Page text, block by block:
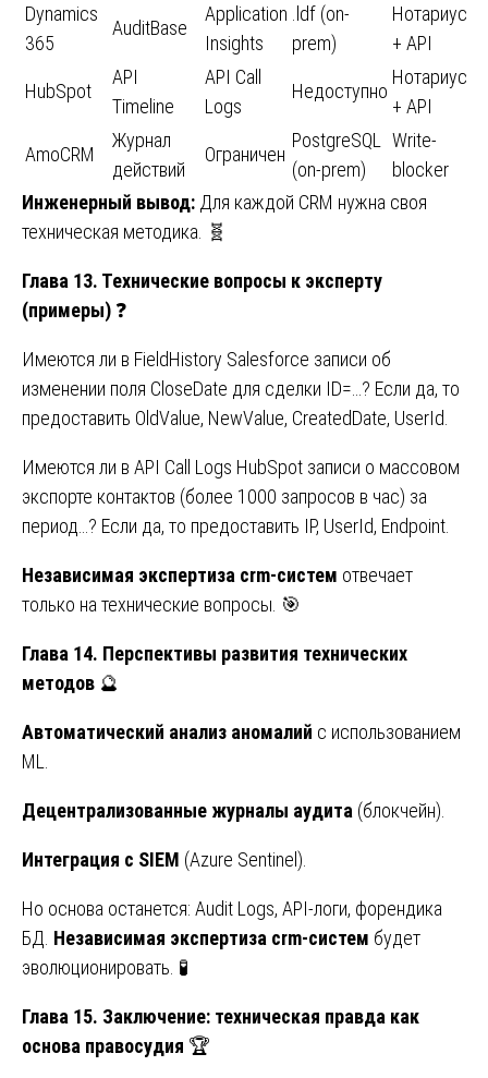
Dynamics
365
AuditBase
Application
Insights
.ldf (on-
prem)
Нотариус
+ API
HubSpot
API
Timeline
API Call
Logs
Недоступно
Нотариус
+ API
AmoCRM
Журнал
действий
Ограничен
PostgreSQL
(on-prem)
Write-
blocker
Инженерный вывод: Для каждой CRM нужна своя
техническая методика. 🧬
Глава 13. Технические вопросы к эксперту
(примеры) ❓
Имеются ли в FieldHistory Salesforce записи об
изменении поля CloseDate для сделки ID=…? Если да, то
предоставить OldValue, NewValue, CreatedDate, UserId.
Имеются ли в API Call Logs HubSpot записи о массовом
экспорте контактов (более 1000 запросов в час) за
период…? Если да, то предоставить IP, UserId, Endpoint.
Независимая экспертиза crm-систем отвечает
только на технические вопросы. 🎯
Глава 14. Перспективы развития технических
методов 🔮
Автоматический анализ аномалий с использованием
ML.
Децентрализованные журналы аудита (блокчейн).
Интеграция с SIEM (Azure Sentinel).
Но основа останется: Audit Logs, API-логи, форендика
БД. Независимая экспертиза crm-систем будет
эволюционировать. 🧪
Глава 15. Заключение: техническая правда как
основа правосудия 🏆